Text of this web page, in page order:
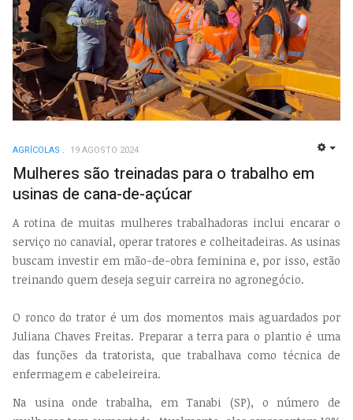
AGRÍCOLAS 19 AGOSTO 2024
Mulheres são treinadas para o trabalho em
usinas de cana-de-açúcar
A rotina de muitas mulheres trabalhadoras inclui encarar o
serviço no canavial, operar tratores e colheitadeiras. As usinas
buscam investir em mão-de-obra feminina e, por isso, estão
treinando quem deseja seguir carreira no agronegócio.
O ronco do trator é um dos momentos mais aguardados por
Juliana Chaves Freitas. Preparar a terra para o plantio é uma
das funções da tratorista, que trabalhava como técnica de
enfermagem e cabeleireira.
Na usina onde trabalha, em Tanabi (SP), o número de